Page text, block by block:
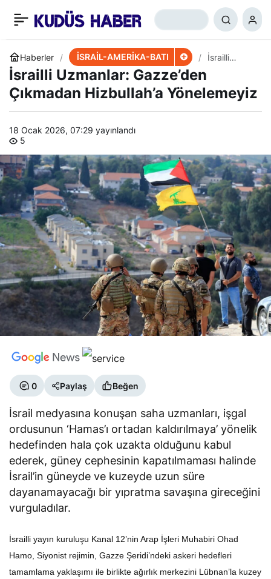
Haberler İSRAİL-AMERİKA-BATI
İsrailli
Çıkmadan
Hizbullah’a
İsrailli Uzmanlar: Gazze’den
Çıkmadan Hizbullah’a Yönelemeyiz
18 Ocak 2026, 07:29 yayınlandı
5
0 Paylaş Beğen
İsrail medyasına konuşan saha uzmanları, işgal
ordusunun ‘Hamas’ı ortadan kaldırılmaya’ yönelik
hedefinden hala çok uzakta olduğunu kabul
ederek, güney cephesinin kapatılmaması halinde
İsrail’in güneyde ve kuzeyde uzun süre
dayanamayacağı bir yıpratma savaşına gireceğini
vurguladılar.
İsrailli yayın kuruluşu Kanal 12’nin Arap İşleri Muhabiri Ohad
Hamo, Siyonist rejimin, Gazze Şeridi’ndeki askeri hedefleri
tamamlama yaklaşımı ile birlikte ağırlık merkezini Lübnan’la kuzey
İsrail Medyası: ABD,
Bedeli Ağır Olur Dedi
+ 0 Paylaş